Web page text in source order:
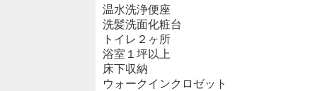
温水洗浄便座
洗髪洗面化粧台
トイレ２ヶ所
浴室１坪以上
床下収納
ウォークインクロゼット